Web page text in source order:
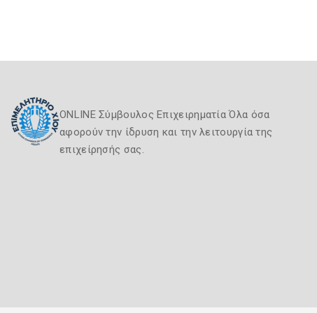
ONLINE Σύμβουλος Επιχειρηματία Όλα όσα
αφορούν την ίδρυση και την λειτουργία της
επιχείρησής σας.